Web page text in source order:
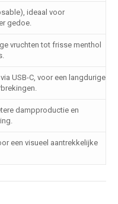
ideaal voor
gedoe.
vruchten tot frisse menthol
USB-C, voor een langdurige
dampproductie en
een visueel aantrekkelijke